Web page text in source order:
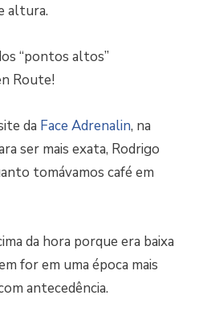
altura.
“pontos altos”
Route!
da Face Adrenalin, na
ser mais exata, Rodrigo
tomávamos café em
da hora porque era baixa
for em uma época mais
antecedência.